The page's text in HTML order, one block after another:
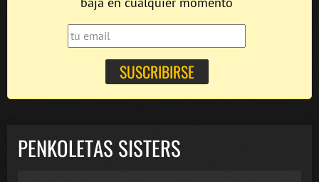
PENKOLETAS SISTERS